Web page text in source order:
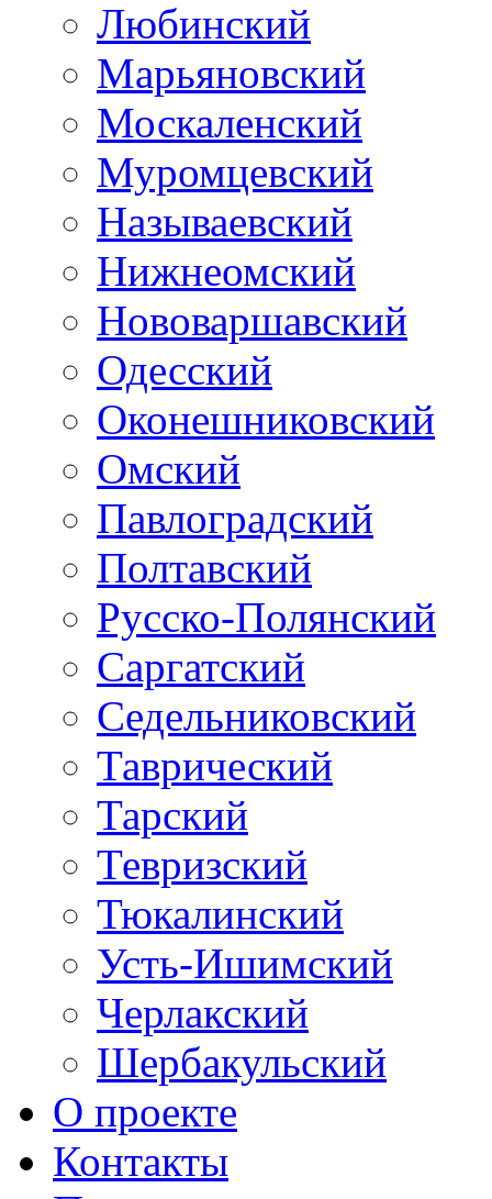
Любинский
Марьяновский
Москаленский
Муромцевский
Называевский
Нижнеомский
Нововаршавский
Одесский
Оконешниковский
Омский
Павлоградский
Полтавский
Русско-Полянский
Саргатский
Седельниковский
Таврический
Тарский
Тевризский
Тюкалинский
Усть-Ишимский
Черлакский
Шербакульский
О проекте
Контакты